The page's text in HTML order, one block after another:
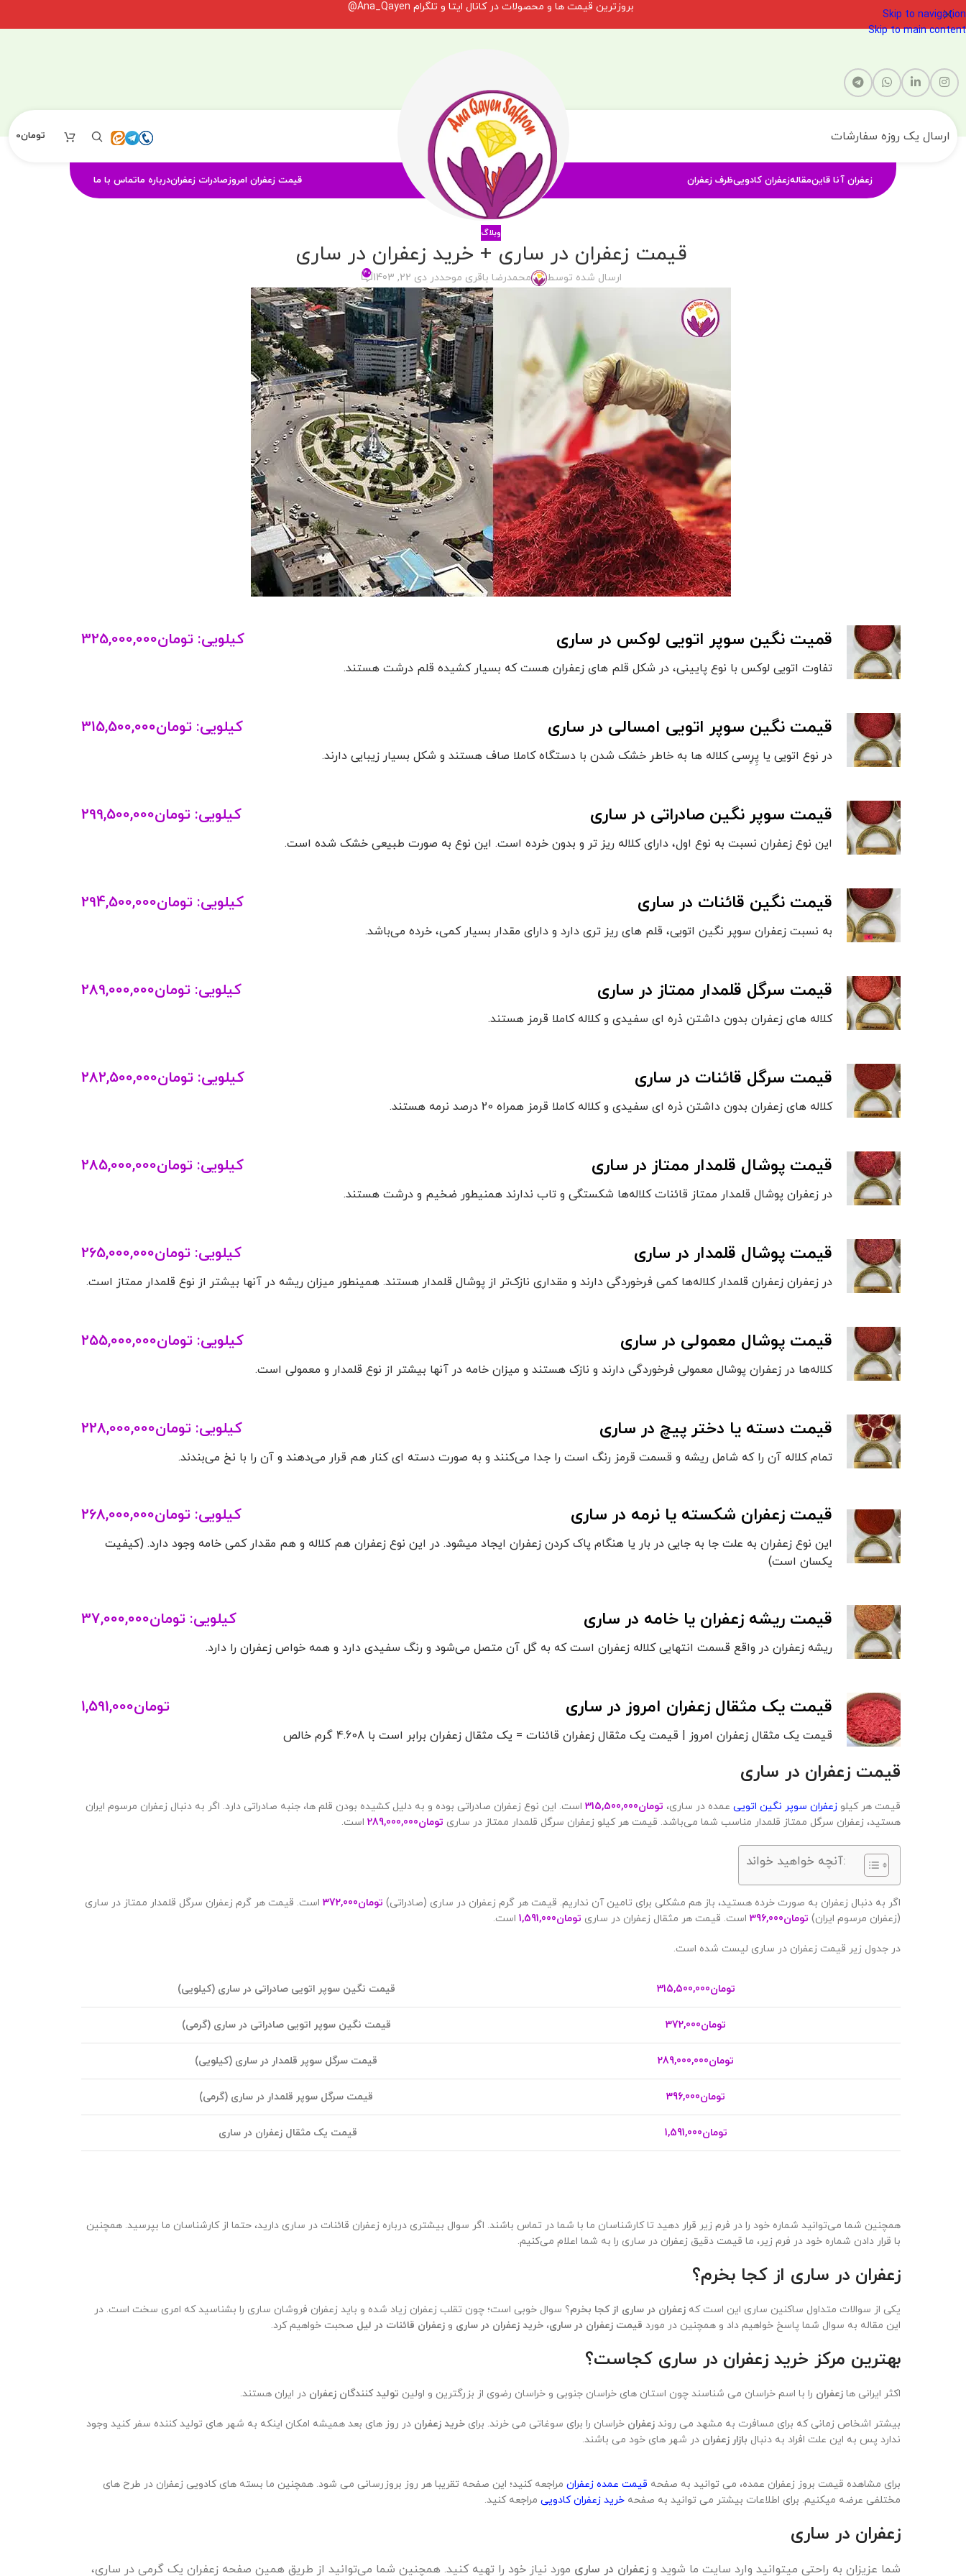
Skip to navigation
Skip to main content
بروزترین قیمت ها و محصولات در کانال ایتا و تلگرام Ana_Qayen@
ارسال یک روزه سفارشات تومان0
زعفران آنا قاینمقالهزعفران کادوییظرف زعفران قیمت زعفران امروزصادرات زعفراندرباره ماتماس با ما
وبلاگ
قیمت زعفران در ساری + خرید زعفران در ساری
ارسال شده توسط محمدرضا باقری موحددر دی 22, 1403 ۳۰
قمیت نگین سوپر اتویی لوکس در ساری کیلویی: تومان325,000,000
تفاوت اتویی لوکس با نوع پایینی، در شکل قلم های زعفران هست که بسیار کشیده قلم درشت هستند.
قیمت نگین سوپر اتویی امسالی در ساری کیلویی: تومان315,500,000
در نوع اتویی یا پِرِسی کلاله ها به خاطر خشک شدن با دستگاه کاملا صاف هستند و شکل بسیار زیبایی دارند.
قیمت سوپر نگین صادراتی در ساری کیلویی: تومان299,500,000
این نوع زعفران نسبت به نوع اول، دارای کلاله ریز تر و بدون خرده است. این نوع به صورت طبیعی خشک شده است.
قیمت نگین قائنات در ساری کیلویی: تومان294,500,000
به نسبت زعفران سوپر نگین اتویی، قلم های ریز تری دارد و دارای مقدار بسیار کمی، خرده می‌باشد.
قیمت سرگل قلمدار ممتاز در ساری کیلویی: تومان289,000,000
کلاله های زعفران بدون داشتن ذره ای سفیدی و کلاله کاملا قرمز هستند.
قیمت سرگل قائنات در ساری کیلویی: تومان282,500,000
کلاله های زعفران بدون داشتن ذره ای سفیدی و کلاله کاملا قرمز همراه 20 درصد نرمه هستند.
قیمت پوشال قلمدار ممتاز در ساری کیلویی: تومان285,000,000
در زعفران پوشال قلمدار ممتاز قائنات کلاله‌ها شکستگی و تاب ندارند همنیطور ضخیم و درشت هستند.
قیمت پوشال قلمدار در ساری کیلویی: تومان265,000,000
در زعفران زعفران قلمدار کلاله‌ها کمی فرخوردگی دارند و مقداری نازک‌تر از پوشال قلمدار هستند. همینطور میزان ریشه در آنها بیشتر از نوع قلمدار ممتاز است.
قیمت پوشال معمولی در ساری کیلویی: تومان255,000,000
کلاله‌ها در زعفران پوشال معمولی فرخوردگی دارند و نازک هستند و میزان خامه در آنها بیشتر از نوع قلمدار و معمولی است.
قیمت دسته یا دختر پیچ در ساری کیلویی: تومان228,000,000
تمام کلاله آن را که شامل ریشه و قسمت قرمز رنگ است را جدا می‌کنند و به صورت دسته ای کنار هم قرار می‌دهند و آن را با نخ می‌بندند.
قیمت زعفران شکسته یا نرمه در ساری کیلویی: تومان268,000,000
این نوع زعفران به علت جا به جایی در بار یا هنگام پاک کردن زعفران ایجاد میشود. در این نوع زعفران هم کلاله و هم مقدار کمی خامه وجود دارد. (کیفیت
یکسان است)
قیمت ریشه زعفران یا خامه در ساری کیلویی: تومان37,000,000
ریشه زعفران در واقع قسمت انتهایی کلاله زعفران است که به گل آن متصل می‌شود و رنگ سفیدی دارد و همه خواص زعفران را دارد.
قیمت یک مثقال زعفران امروز در ساری تومان1,591,000
قیمت یک مثقال زعفران امروز | قیمت یک مثقال زعفران قائنات = یک مثقال زعفران برابر است با 4.608 گرم خالص
قیمت زعفران در ساری
قیمت هر کیلو زعفران سوپر نگین اتویی عمده در ساری، تومان315,500,000 است. این نوع زعفران صادراتی بوده و به دلیل کشیده بودن قلم ها، جنبه صادراتی دارد. اگر به دنبال زعفران مرسوم ایران
هستید، زعفران سرگل ممتاز قلمدار مناسب شما می‌باشد. قیمت هر کیلو زعفران سرگل قلمدار ممتاز در ساری تومان289,000,000 است.
آنچه خواهید خواند:
اگر به دنبال زعفران به صورت خرده هستید، باز هم مشکلی برای تامین آن نداریم. قیمت هر گرم زعفران در ساری (صادراتی) تومان372,000 است. قیمت هر گرم زعفران سرگل قلمدار ممتاز در ساری
(زعفران مرسوم ایران) تومان396,000 است. قیمت هر مثقال زعفران در ساری تومان1,591,000 است.
در جدول زیر قیمت زعفران در ساری لیست شده است.
تومان315,500,000 قیمت نگین سوپر اتویی صادراتی در ساری (کیلویی)
تومان372,000 قیمت نگین سوپر اتویی صادراتی در ساری (گرمی)
تومان289,000,000 قیمت سرگل سوپر قلمدار در ساری (کیلویی)
تومان396,000 قیمت سرگل سوپر قلمدار در ساری (گرمی)
تومان1,591,000 قیمت یک مثقال زعفران در ساری
زعفران در ساری از کجا بخرم؟
یکی از سوالات متداول ساکنین ساری این است که